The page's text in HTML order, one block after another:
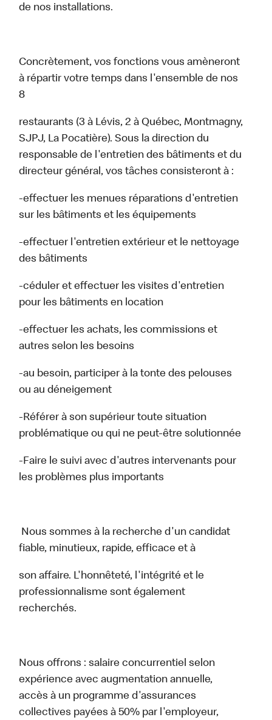
de nos installations.
Concrètement, vos fonctions vous amèneront
à répartir votre temps dans l'ensemble de nos
8
restaurants (3 à Lévis, 2 à Québec, Montmagny,
SJPJ, La Pocatière). Sous la direction du
responsable de l'entretien des bâtiments et du
directeur général, vos tâches consisteront à :
-effectuer les menues réparations d'entretien
sur les bâtiments et les équipements
-effectuer l'entretien extérieur et le nettoyage
des bâtiments
-céduler et effectuer les visites d'entretien
pour les bâtiments en location
-effectuer les achats, les commissions et
autres selon les besoins
-au besoin, participer à la tonte des pelouses
ou au déneigement
-Référer à son supérieur toute situation
problématique ou qui ne peut-être solutionnée
-Faire le suivi avec d'autres intervenants pour
les problèmes plus importants
Nous sommes à la recherche d'un candidat
fiable, minutieux, rapide, efficace et à
son affaire. L'honnêteté, l'intégrité et le
professionnalisme sont également
recherchés.
Nous offrons : salaire concurrentiel selon
expérience avec augmentation annuelle,
accès à un programme d'assurances
collectives payées à 50% par l'employeur,